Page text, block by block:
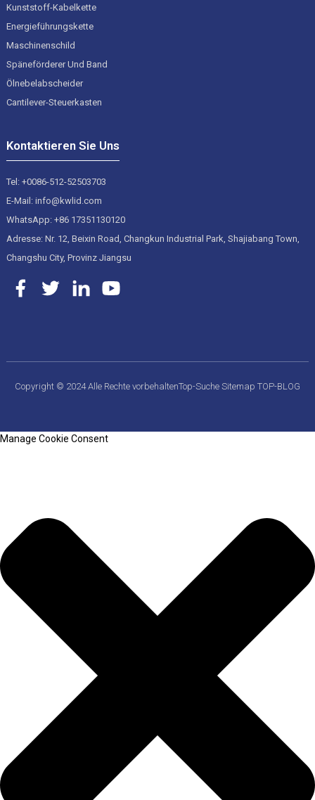
Kunststoff-Kabelkette
Energieführungskette
Maschinenschild
Späneförderer Und Band
Ölnebelabscheider
Cantilever-Steuerkasten
Kontaktieren Sie Uns
Tel: +0086-512-52503703
E-Mail: info@kwlid.com
WhatsApp: +86 17351130120
Adresse: Nr. 12, Beixin Road, Changkun Industrial Park, Shajiabang Town,
Changshu City, Provinz Jiangsu
Copyright © 2024 Alle Rechte vorbehaltenTop-Suche Sitemap TOP-BLOG
Manage Cookie Consent